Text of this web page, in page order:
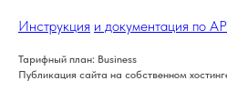
Инструкция и документация по
Тарифный план: Business
Публикация сайта на собственном